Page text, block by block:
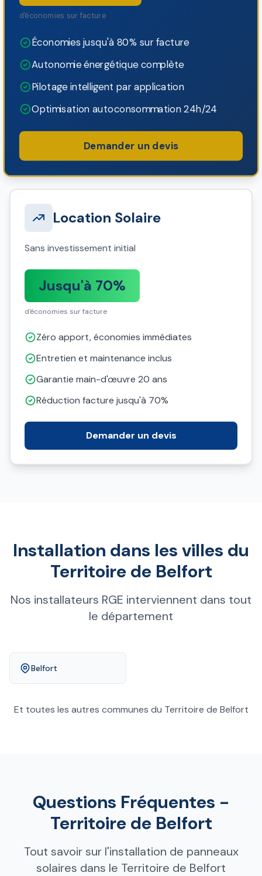
d'économies sur facture
Économies jusqu'à 80% sur facture
Autonomie énergétique complète
Pilotage intelligent par application
Optimisation autoconsommation 24h/24
Demander un devis
Location Solaire
Sans investissement initial
Jusqu'à 70%
d'économies sur facture
Zéro apport, économies immédiates
Entretien et maintenance inclus
Garantie main-d'œuvre 20 ans
Réduction facture jusqu'à 70%
Demander un devis
Installation dans les villes du
Territoire de Belfort
Nos installateurs RGE interviennent dans tout
le département
Belfort
Et toutes les autres communes du Territoire de Belfort
Questions Fréquentes -
Territoire de Belfort
Tout savoir sur l'installation de panneaux
solaires dans le Territoire de Belfort